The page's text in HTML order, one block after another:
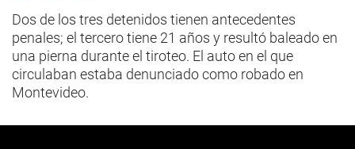
Dos de los tres detenidos tienen antecedentes
penales; el tercero tiene 21 años y resultó baleado en
una pierna durante el tiroteo. El auto en el que
circulaban estaba denunciado como robado en
Montevideo.